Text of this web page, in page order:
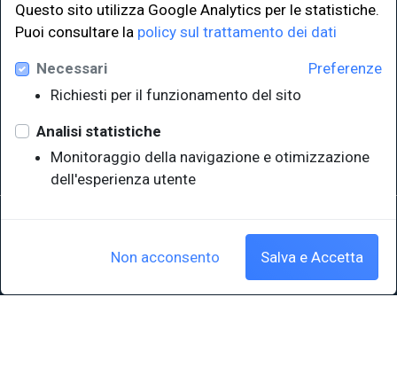
LINK ISTITUZIONALI
Università degli Studi di Trieste
Sistema Bibliotecario di Ateneo
EUT in cifre
P.IVA 00211830328 - C.F. 80013890324 - P.E.C.: ateneo@pec.units.it
Questo sito utilizza Google Analytics per le statistiche.
Puoi consultare la policy sul trattamento dei dati
Preferenze
Necessari
Richiesti per il funzionamento del sito
Analisi statistiche
Monitoraggio della navigazione e otimizzazione
dell'esperienza utente
Non acconsento Salva e Accetta